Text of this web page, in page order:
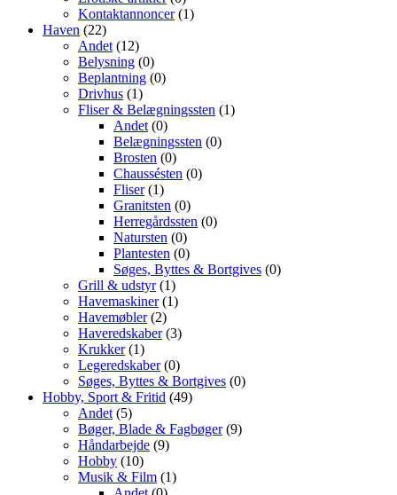
Kontaktannoncer(1)
Haven (22)
Andet (12)
Belysning (0)
Beplantning (0)
Drivhus (1)
Fliser & Belægningssten (1)
Andet (0)
Belægningssten (0)
Brosten (0)
Chaussésten (0)
Fliser(1)
Granitsten (0)
Herregårdssten (0)
Natursten (0)
Plantesten (0)
Søges, Byttes & Bortgives (0)
Grill & udstyr(1)
Havemaskiner(1)
Havemøbler(2)
Haveredskaber(3)
Krukker(1)
Legeredskaber(0)
Søges, Byttes & Bortgives (0)
Hobby, Sport & Fritid (49)
Andet (5)
Bøger, Blade & Fagbøger(9)
Håndarbejde (9)
Hobby (10)
Musik & Film (1)